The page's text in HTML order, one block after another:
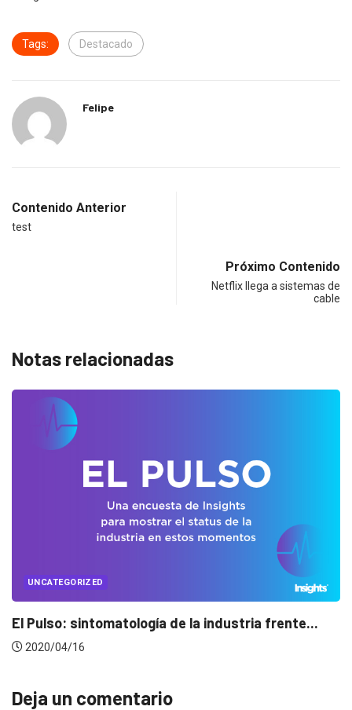
Tags: Destacado
Felipe
Contenido Anterior
test
Próximo Contenido
Netflix llega a sistemas de
cable
Notas relacionadas
industria frente... Conectados en época de
Deja un comentario